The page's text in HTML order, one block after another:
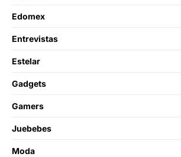
Edomex
Entrevistas
Estelar
Gadgets
Gamers
Juebebes
Moda